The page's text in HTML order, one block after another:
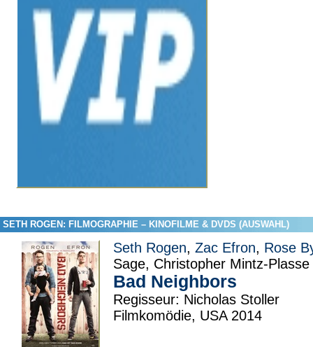
SETH ROGEN: FILMOGRAPHIE – KINOFILME & DVDS (AUSWAHL)
Seth Rogen, Zac Efron, Rose
Sage, Christopher Mintz-Plasse
Bad Neighbors
Regisseur: Nicholas Stoller
Filmkomödie, USA 2014